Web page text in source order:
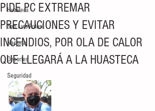
Huasteca
San Luis Potosí
Nacional
Deportes
Seguridad
PIDE PC EXTREMAR
PRECAUCIONES Y EVITAR
INCENDIOS, POR OLA DE CALOR
QUE LLEGARÁ A LA HUASTECA